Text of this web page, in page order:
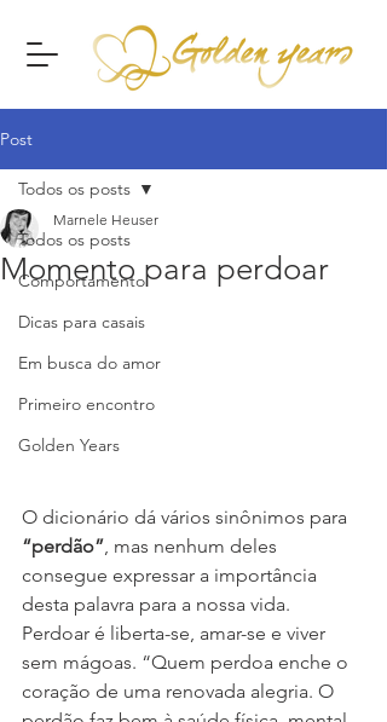
Post
Todos os posts
Comportamento
Dicas para casais
Em busca do amor
Primeiro encontro
Golden Years
Todos os posts
Momento para perdoar
Marnele Heuser
O dicionário dá vários sinônimos para
“perdão”, mas nenhum deles
consegue expressar a importância
desta palavra para a nossa vida.
Perdoar é liberta-se, amar-se e viver
sem mágoas. “Quem perdoa enche o
coração de uma renovada alegria. O